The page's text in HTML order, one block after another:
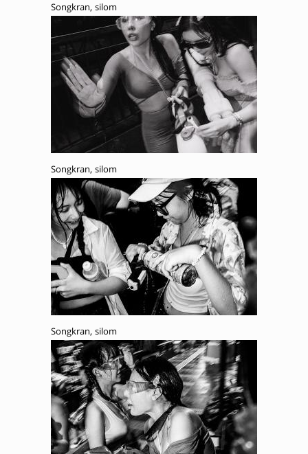
Songkran, silom
Songkran, silom
Songkran, silom